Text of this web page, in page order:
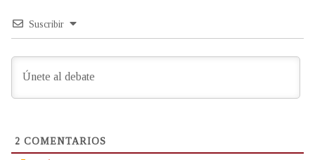
Suscribir
2 COMENTARIOS